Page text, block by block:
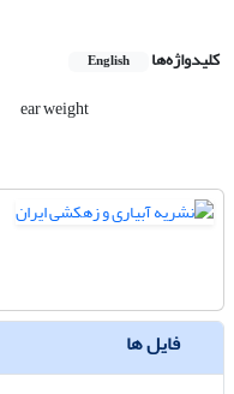
کلیدواژه‌ها English
ear weight
فایل ها